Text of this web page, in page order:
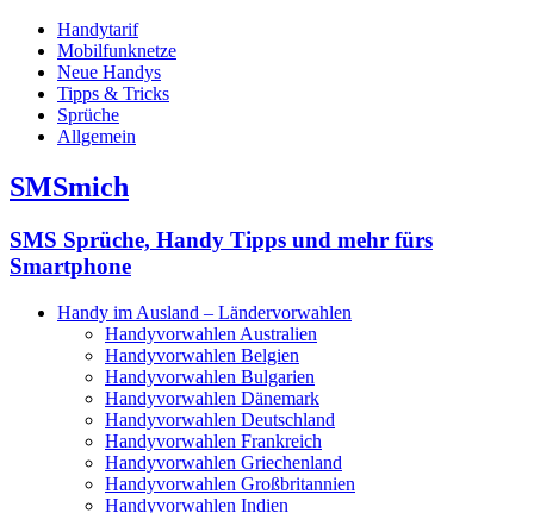
Handytarif
Mobilfunknetze
Neue Handys
Tipps & Tricks
Sprüche
Allgemein
SMSmich
SMS Sprüche, Handy Tipps und mehr fürs
Smartphone
Handy im Ausland – Ländervorwahlen
Handyvorwahlen Australien
Handyvorwahlen Belgien
Handyvorwahlen Bulgarien
Handyvorwahlen Dänemark
Handyvorwahlen Deutschland
Handyvorwahlen Frankreich
Handyvorwahlen Griechenland
Handyvorwahlen Großbritannien
Handyvorwahlen Indien